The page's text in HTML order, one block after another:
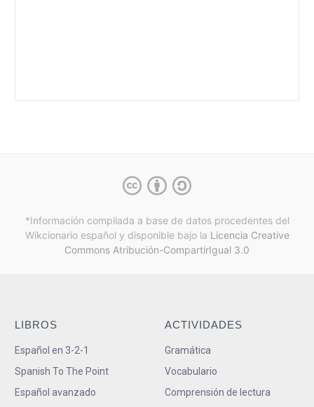
*Información compilada a base de datos procedentes del
Wikcionario español y disponible bajo la Licencia Creative
Commons Atribución-CompartirIgual 3.0
LIBROS
Español en 3-2-1
Spanish To The Point
Español avanzado
ACTIVIDADES
Gramática
Vocabulario
Comprensión de lectura